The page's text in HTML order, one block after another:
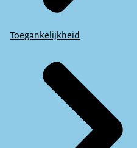
Toegankelijkheid